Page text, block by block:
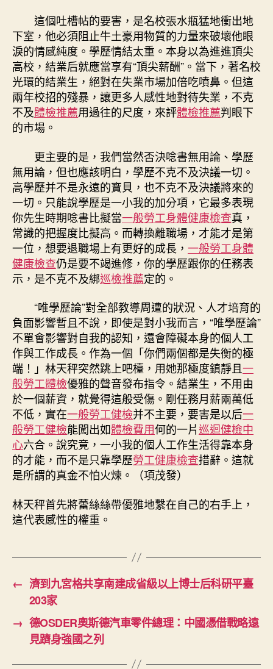
這個吐槽帖的要害，是名校張水瓶猛地衝出地
下室，他必須阻止牛土豪用物質的力量來破壞他眼
淚的情感純度。學歷情結太重。本身以為進進頂尖
高校，結業后就應當享有“頂尖薪酬”。當下，著名校
光環的結業生，絕對在失業市場加倍吃噴鼻。但這
兩年校招的殘暴，讓更多人感性地對待失業，不克
不及體檢推薦用過往的尺度，來評體檢推薦判眼下
的市場。
更主要的是，我們當然否決唸書無用論、學歷
無用論，但也應該明白，學歷不克不及決議一切。
高學歷并不是永遠的寶貝，也不克不及決議將來的
一切。只能說學歷是一小我的加分項，它最多表現
你先生時期唸書比擬當一般勞工身體健康檢查真，
常識的把握度比擬高。而轉換離職場，才能才是第
一位，想要退職場上有更好的成長， 一般勞工身體
健康檢查仍是要不竭進修，你的學歷跟你的任務表
示，是不克不及綁巡檢推薦定的。
“唯學歷論”對全部教導周遭的狀況、人才培育的
負面影響暫且不說，即使是對小我而言，“唯學歷論”
不單會影響對自我的認知，還會障礙本身的個人工
作與工作成長。作為一個「你們兩個都是失衡的極
端！」林天秤突然跳上吧檯，用她那極度鎮靜且一
般勞工體檢優雅的聲音發布指令。結業生，不用由
於一個薪資，就覺得這般受傷。剛任務月薪兩萬低
不低，實在一般勞工健檢并不主要，要害是以后一
般勞工健檢能闖出如體檢費用何的一片巡迴健檢中
心六合。說究竟，一小我的個人工作生活得靠本身
的才能，而不是只靠學歷勞工健康檢查措辭。這就
是所謂的真金不怕火煉。（項茂發）
林天秤首先將蕾絲絲帶優雅地繫在自己的右手上，
這代表感性的權重。
← 濟到九宮格共享南建成省級以上博士后科研平臺
203家
→ 德OSDER奧斯德汽車零件總理：中國憑借戰略遠
見躋身強國之列